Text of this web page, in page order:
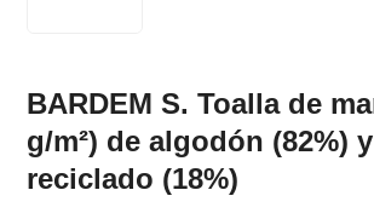
BARDEM S. Toalla de
g/m²) de algodón (82%)
reciclado (18%)